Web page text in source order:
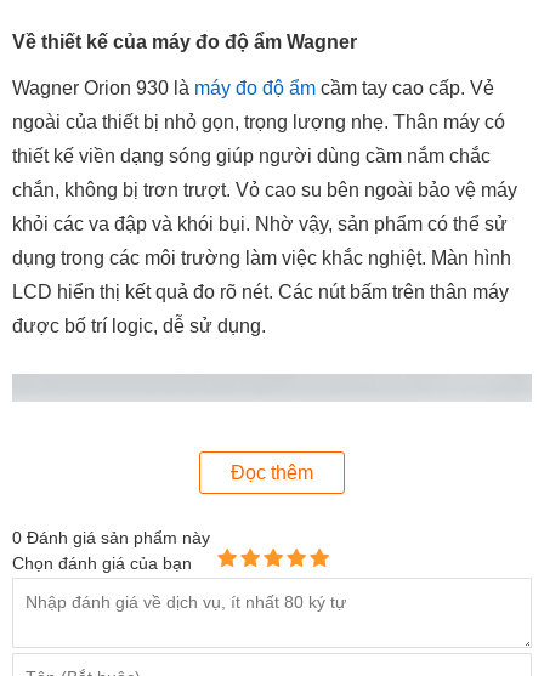
Về thiết kế của máy đo độ ẩm Wagner
Wagner Orion 930 là máy đo độ ẩm cầm tay cao cấp. Vẻ
ngoài của thiết bị nhỏ gọn, trọng lượng nhẹ. Thân máy có
thiết kế viền dạng sóng giúp người dùng cầm nắm chắc
chắn, không bị trơn trượt. Vỏ cao su bên ngoài bảo vệ máy
khỏi các va đập và khói bụi. Nhờ vậy, sản phẩm có thể sử
dụng trong các môi trường làm việc khắc nghiệt. Màn hình
LCD hiển thị kết quả đo rõ nét. Các nút bấm trên thân máy
được bố trí logic, dễ sử dụng.
Đọc thêm
0 Đánh giá sản phẩm này
Chọn đánh giá của bạn